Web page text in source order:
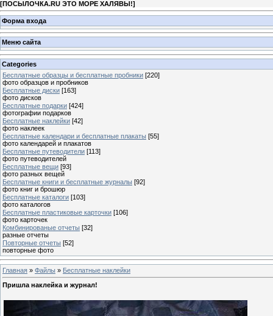
[ПОСЫЛОЧКА.RU ЭТО МОРЕ ХАЛЯВЫ!]
Форма входа
Меню сайта
Categories
Бесплатные образцы и бесплатные пробники [220]
фото образцов и пробников
Бесплатные диски [163]
фото дисков
Бесплатные подарки [424]
фотографии подарков
Бесплатные наклейки [42]
фото наклеек
Бесплатные календари и бесплатные плакаты [55]
фото календарей и плакатов
Бесплатные путеводители [113]
фото путеводителей
Бесплатные вещи [93]
фото разных вещей
Бесплатные книги и бесплатные журналы [92]
фото книг и брошюр
Бесплатные каталоги [103]
фото каталогов
Бесплатные пластиковые карточки [106]
фото карточек
Комбинированые отчеты [32]
разные отчеты
Повторные отчеты [52]
повторные фото
Главная » Файлы » Бесплатные наклейки
Пришла наклейка и журнал!